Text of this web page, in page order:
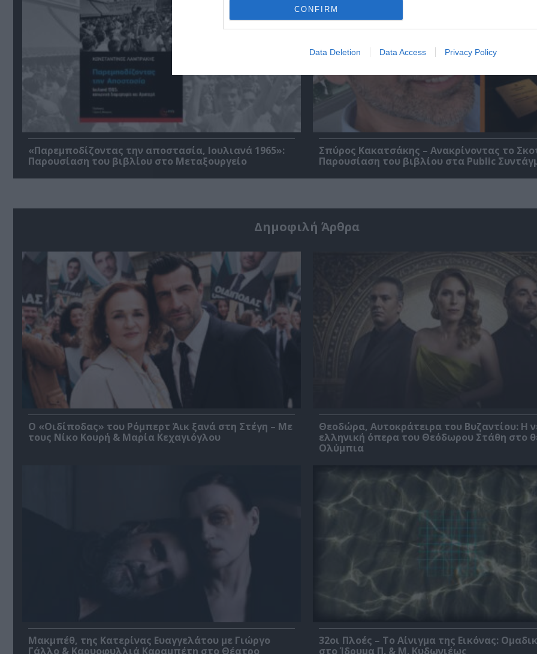
CONFIRM
Data Deletion Data Access Privacy Policy
«Παρεμποδίζοντας την αποστασία, Ιουλιανά 1965»:
Παρουσίαση του βιβλίου στο Μεταξουργείο
Σπύρος Κακατσάκης – Ανακρίνοντας το
Παρουσίαση του βιβλίου στα Public
Δημοφιλή Άρθρα
O «Οιδίποδας» του Ρόμπερτ Άικ ξανά στη Στέγη – Με
τους Νίκο Κουρή & Μαρία Κεχαγιόγλου
Θεοδώρα, Αυτοκράτειρα του Βυζαντίου: Η
ελληνική όπερα του Θεόδωρου Στάθη στο
Ολύμπια
Μακμπέθ, της Κατερίνας Ευαγγελάτου με Γιώργο
Γάλλο & Καρυοφυλλιά Καραμπέτη στο Θέατρο
32οι Πλοές – Το Αίνιγμα της Εικόνας:
στο Ίδρυμα Π. & Μ. Κυδωνιέως